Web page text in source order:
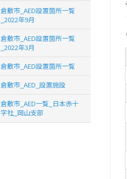
倉敷市_AED設置箇所一覧
_2022年9月
倉敷市_AED設置箇所一覧
_2022年3月
倉敷市_AED設置箇所一覧
倉敷市_AED_設置施設
倉敷市_AED一覧_日本赤十
字社_岡山支部